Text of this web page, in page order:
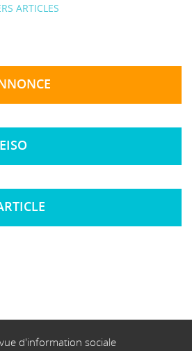
ARTICLES
d'information sociale